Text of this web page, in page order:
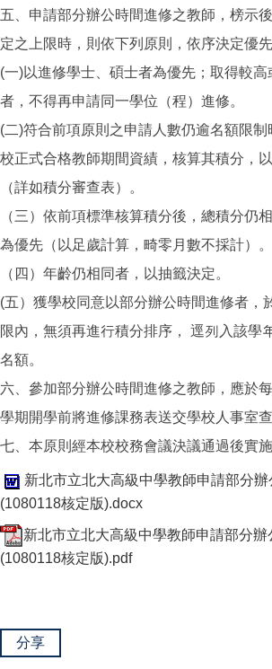
五、申請部分辦公時間進修之教師，榜示
定之上限時，則依下列原則，依序決定優
(一)以進修學士、碩士者為優先；取得較
者，不得再申請同一學位（程）進修。
(二)符合前項原則之申請人數仍逾名額限
校正式合格教師期間資績，核算其積分，
（詳如積分審查表）。
（三）依前項標準核算積分後，總積分仍
為優先（以足歲計算，畸零月數不採計）。
（四）年齡仍相同者，以抽籤決定。
(五）獲學校同意以部分辦公時間進修者，
限內，無須再進行積分排序， 逕列入該學
名額。
六、參加部分辦公時間進修之教師，應於
學期開學前將進修課務表送交學校人事室查
七、本原則經本校校務會議決議通過後實施
新北市立北大高級中學教師申請部分辦
(1080118核定版).docx
新北市立北大高級中學教師申請部分辦
(1080118核定版).pdf
分享